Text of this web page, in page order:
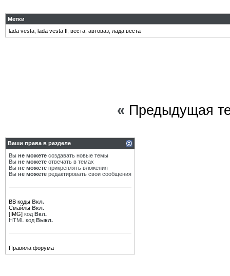
Метки
lada vesta lada vesta fl веста автоваз лада веста
« Предыдущая
Ваши права в разделе
Вы не можете создавать новые темы
Вы не можете отвечать в темах
Вы не можете прикреплять вложения
Вы не можете редактировать свои сообщения
BB коды Вкл.
Смайлы Вкл.
[IMG] код Вкл.
HTML код Выкл.
Правила форума